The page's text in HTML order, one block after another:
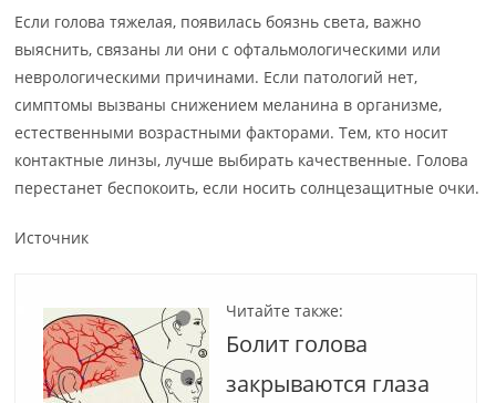
Если голова тяжелая, появилась боязнь света, важно
выяснить, связаны ли они с офтальмологическими или
неврологическими причинами. Если патологий нет,
симптомы вызваны снижением меланина в организме,
естественными возрастными факторами. Тем, кто носит
контактные линзы, лучше выбирать качественные. Голова
перестанет беспокоить, если носить солнцезащитные очки.
Источник
Читайте также:
Болит голова
закрываются глаза